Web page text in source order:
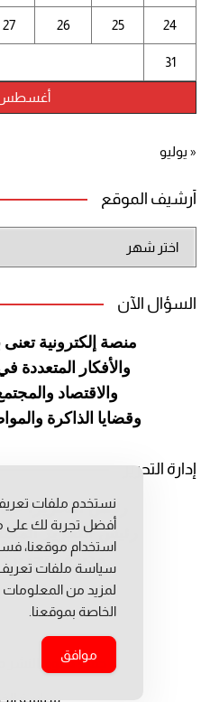
أغسطس
24
25
26
27
31
« يوليو
أرشيف الموقع
الموقع
السؤال الآن
منصة إلكترونية تعنى
والأفكار المتعددة
والاقتصاد
وقضايا الذاكرة
إدارة التحرير
رئيس التحرير: عبد
رئيس التحرير
مديرة
جميع حقوق النشر
سياسة
نستخدم ملفات
أفضل تجربة لك على
استخدام موقعنا،
سياسة ملفات تعريف
لمزيد من المعلومات
الخاصة بموقعنا.
موافق